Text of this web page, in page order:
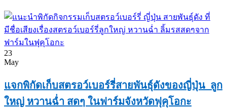
23
May
แจกพิกัดเก็บสตรอว์เบอร์รี่สายพันธุ์ดังของญี่ปุ่น ลูก
ใหญ่ หวานฉ่ำ สดๆ ในฟาร์มจังหวัดฟุคุโอกะ